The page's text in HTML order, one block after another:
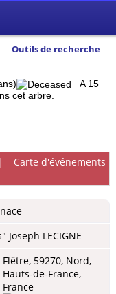
Outils de recherche
A 15
cet arbre.
Carte d'événements
Joseph LECIGNE
Flêtre, 59270, Nord,
Hauts-de-France,
France